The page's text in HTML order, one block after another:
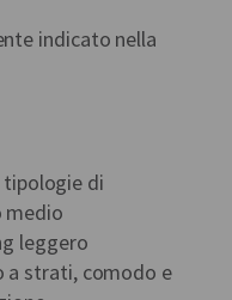
indicato nella
di
medio
leggero
a strati, comodo e